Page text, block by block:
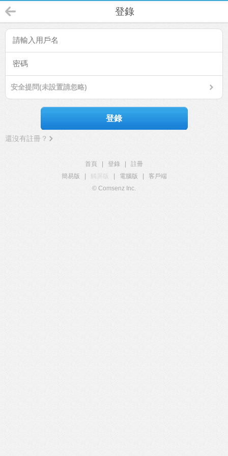
登錄
安全提問(未設置請忽略)
登錄
還沒有註冊？
首頁 登錄
註冊
簡易版
觸屏版 電腦版
客戶端
© Comsenz Inc.